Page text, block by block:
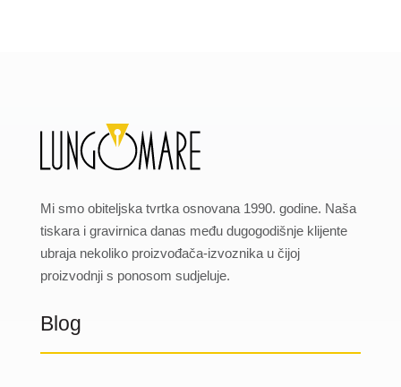
Mi smo obiteljska tvrtka osnovana 1990. godine. Naša
tiskara i gravirnica danas među dugogodišnje klijente
ubraja nekoliko proizvođača-izvoznika u čijoj
proizvodnji s ponosom sudjeluje.
Blog